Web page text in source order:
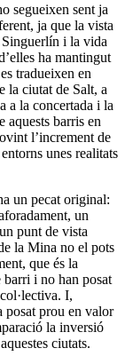
segueixen sent ja
ja que la vista
i la vida
ha mantingut
tradueixen en
la ciutat de Salt, a
a la concertada i la
aquests barris en
l’increment de
unes realitats
un pecat original:
un
punt de vista
la Mina no el pots
que és la
barri i no han posat
I,
posat prou en valor
la inversió
ciutats.